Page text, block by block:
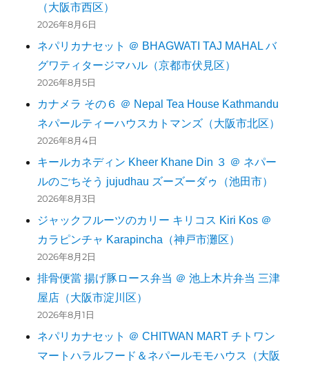
（大阪市西区）
2026年8月6日
ネパリカナセット ＠ BHAGWATI TAJ MAHAL バ
グワティタージマハル（京都市伏見区）
2026年8月5日
カナメラ その６ ＠ Nepal Tea House Kathmandu
ネパールティーハウスカトマンズ（大阪市北区）
2026年8月4日
キールカネディン Kheer Khane Din ３ ＠ ネパー
ルのごちそう jujudhau ズーズーダゥ（池田市）
2026年8月3日
ジャックフルーツのカリー キリコス Kiri Kos ＠
カラピンチャ Karapincha（神戸市灘区）
2026年8月2日
排骨便當 揚げ豚ロース弁当 ＠ 池上木片弁当 三津
屋店（大阪市淀川区）
2026年8月1日
ネパリカナセット ＠ CHITWAN MART チトワン
マートハラルフード＆ネパールモモハウス（大阪